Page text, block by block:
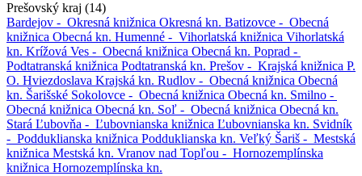
Prešovský kraj (14)
Bardejov - Okresná knižnica Okresná kn. Batizovce - Obecná
knižnica Obecná kn. Humenné - Vihorlatská knižnica Vihorlatská
kn. Krížová Ves - Obecná knižnica Obecná kn. Poprad -
Podtatranská knižnica Podtatranská kn. Prešov - Krajská knižnica P.
O. Hviezdoslava Krajská kn. Rudlov - Obecná knižnica Obecná
kn. Šarišské Sokolovce - Obecná knižnica Obecná kn. Smilno -
Obecná knižnica Obecná kn. Soľ - Obecná knižnica Obecná kn.
Stará Ľubovňa - Ľubovnianska knižnica Ľubovnianska kn. Svidník
- Podduklianska knižnica Podduklianska kn. Veľký Šariš - Mestská
knižnica Mestská kn. Vranov nad Topľou - Hornozemplínska
knižnica Hornozemplínska kn.